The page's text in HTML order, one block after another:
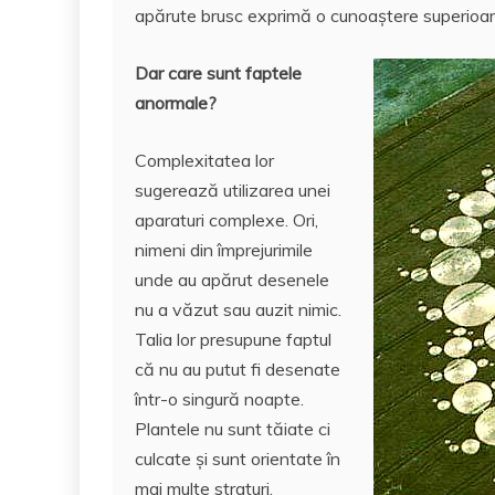
apărute brusc exprimă o cunoaştere
Dar care sunt faptele
anormale?
Complexitatea lor
sugerează utilizarea unei
aparaturi complexe. Ori,
nimeni din împrejurimile
unde au apărut desenele
nu a văzut sau auzit nimic.
Talia lor presupune faptul
că nu au putut fi desenate
într-o singură noapte.
Plantele nu sunt tăiate ci
culcate şi sunt orientate în
mai multe straturi,